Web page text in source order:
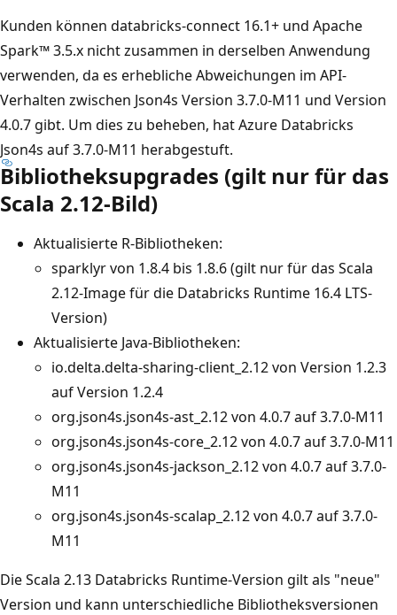
Kunden können databricks-connect 16.1+ und Apache
Spark™ 3.5.x nicht zusammen in derselben Anwendung
verwenden, da es erhebliche Abweichungen im API-
Verhalten zwischen Json4s Version 3.7.0-M11 und Version
4.0.7 gibt. Um dies zu beheben, hat Azure Databricks
Json4s auf 3.7.0-M11 herabgestuft.
Bibliotheksupgrades (gilt nur für das
Scala 2.12-Bild)
Aktualisierte R-Bibliotheken:
sparklyr von 1.8.4 bis 1.8.6 (gilt nur für das Scala
2.12-Image für die Databricks Runtime 16.4 LTS-
Version)
Aktualisierte Java-Bibliotheken:
io.delta.delta-sharing-client_2.12 von Version 1.2.3
auf Version 1.2.4
org.json4s.json4s-ast_2.12 von 4.0.7 auf 3.7.0-M11
org.json4s.json4s-core_2.12 von 4.0.7 auf 3.7.0-M11
org.json4s.json4s-jackson_2.12 von 4.0.7 auf 3.7.0-
M11
org.json4s.json4s-scalap_2.12 von 4.0.7 auf 3.7.0-
M11
Die Scala 2.13 Databricks Runtime-Version gilt als "neue"
Version und kann unterschiedliche Bibliotheksversionen